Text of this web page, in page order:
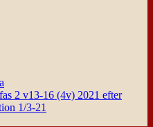
2 v13-16 (4v) 2021 efter
1/3-21